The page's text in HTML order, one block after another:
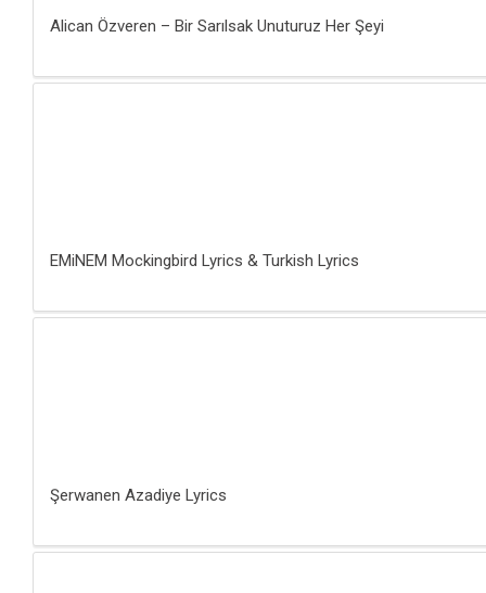
Alican Özveren – Bir Sarılsak Unuturuz Her Şeyi
EMiNEM Mockingbird Lyrics & Turkish Lyrics
Şerwanen Azadiye Lyrics